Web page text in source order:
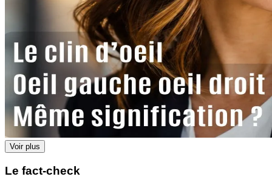
Voir plus
Le fact-check